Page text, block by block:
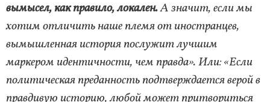
вымысел, как правило, локален.А значит, если мы
хотим отличить наше племя от иностранцев,
вымышленная история послужит лучшим
маркером идентичности, чем правда». Или: «Если
политическая преданность подтверждается верой в
правдивую историю, любой может притвориться